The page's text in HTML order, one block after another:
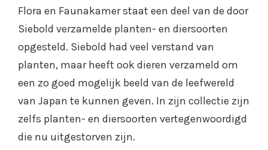
Flora en Faunakamer staat een deel van de door
Siebold verzamelde planten- en diersoorten
opgesteld. Siebold had veel verstand van
planten, maar heeft ook dieren verzameld om
een zo goed mogelijk beeld van de leefwereld
van Japan te kunnen geven. In zijn collectie zijn
zelfs planten- en diersoorten vertegenwoordigd
die nu uitgestorven zijn.